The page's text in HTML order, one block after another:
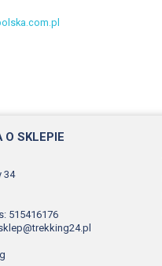
O SKLEPIE
34
515416176